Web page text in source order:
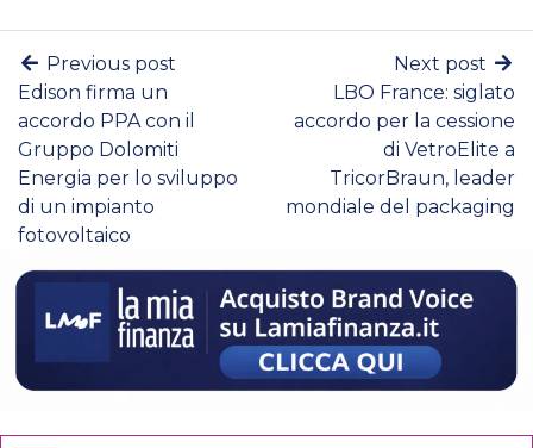
Previous post
Edison firma un
accordo PPA con il
Gruppo Dolomiti
Energia per lo sviluppo
di un impianto
fotovoltaico
Next post
LBO France: siglato
accordo per la cessione
di VetroElite a
TricorBraun, leader
mondiale del packaging